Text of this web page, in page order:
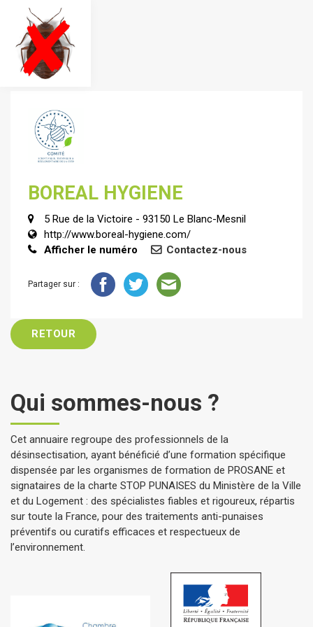
BOREAL HYGIENE
5 Rue de la Victoire - 93150 Le Blanc-Mesnil
http://www.boreal-hygiene.com/
Afficher le numéro
Contactez-nous
Partager sur :
RETOUR
Qui sommes-nous ?
Cet annuaire regroupe des professionnels de la
désinsectisation, ayant bénéficié d’une formation spécifique
dispensée par les organismes de formation de PROSANE et
signataires de la charte STOP PUNAISES du Ministère de la Ville
et du Logement : des spécialistes fiables et rigoureux, répartis
sur toute la France, pour des traitements anti-punaises
préventifs ou curatifs efficaces et respectueux de
l’environnement.